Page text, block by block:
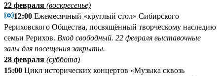
22 февраля (воскресенье)
12:00 Ежемесячный «круглый стол» Сибирского
Рериховского Общества, посвящённый творческому наследию
семьи Рерихов. Вход свободный. 22 февраля выставочные
залы для посещения закрыты.
28 февраля (суббота)
15:00 Цикл исторических концертов «Музыка сквозь